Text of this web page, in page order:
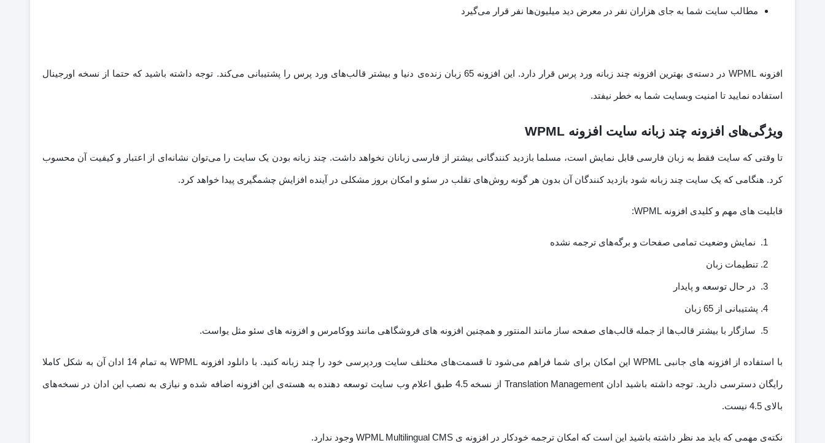
مطالب سایت شما به جای هزاران نفر در معرض دید میلیون‌ها نفر قرار می‌گیرد
افزونه WPML در دسته‌ی بهترین افزونه چند زبانه ورد پرس قرار دارد. این افزونه 65 زبان زنده‌ی دنیا و بیشتر قالب‌های ورد پرس را پشتیبانی می‌کند. توجه داشته باشید که حتما از نسخه اورجینال
استفاده نمایید تا امنیت وبسایت شما به خطر نیفتد.
ویژگی‌های افزونه چند زبانه سایت افزونه WPML
تا وقتی که سایت فقط به زبان فارسی قابل نمایش است، مسلما بازدید کنندگانی بیشتر از فارسی زبانان نخواهد داشت. چند زبانه بودن یک سایت را می‌توان نشانه‌ای از اعتبار و کیفیت آن محسوب
کرد. هنگامی که یک سایت چند زبانه شود بازدید کنندگان آن بدون هر گونه روش‌های تقلب در سئو و امکان بروز مشکلی در آینده افزایش چشمگیری پیدا خواهد کرد.
قابلیت های مهم و کلیدی افزونه WPML:
نمایش وضعیت تمامی صفحات و برگه‌های ترجمه نشده
تنطیمات زبان
در حال توسعه و پایدار
پشتیبانی از 65 زبان
سازگار با بیشتر قالب‌ها از جمله قالب‌های صفحه ساز مانند المنتور و همچنین افزونه های فروشگاهی مانند ووکامرس و افزونه های سئو مثل یواست.
با استفاده از افزونه های جانبی WPML این امکان برای شما فراهم می‌شود تا قسمت‌های مختلف سایت وردپرسی خود را چند زبانه کنید. با دانلود افزونه WPML به تمام 14 ادان آن به شکل کاملا
رایگان دسترسی دارید. توجه داشته باشید ادان Translation Management از نسخه 4.5 طبق اعلام وب سایت توسعه دهنده به هسته‌ی این افزونه اضافه شده و نیازی به نصب این ادان در نسخه‌های
بالای 4.5 نیست.
نکته‌ی مهمی که باید مد نظر داشته باشید این است که امکان ترجمه خودکار در افزونه ی WPML Multilingual CMS وجود ندارد.